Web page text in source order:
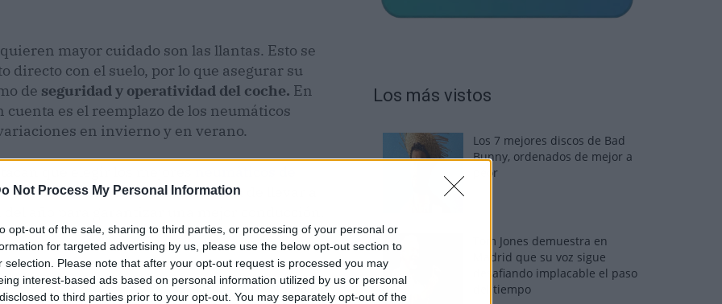
Not Process My Personal Information
opt-out of the sale, sharing to third parties, or processing of your personal or
for targeted advertising by us, please use the below opt-out section to
selection. Please note that after your opt-out request is processed you may
interest-based ads based on personal information utilized by us or personal
to third parties prior to your opt-out. You may separately opt-out of the
mayor cuidado son las llantas. Esto se
directo con el suelo, por lo que asegurar su
de seguridad y operatividad del coche. En
es el reemplazo de los neumáticos
en invierno y en verano.
vez que confirman la importancia de llevar a
año para garantizar una mejor conducción.
Los más vistos
Los 7 mejores discos de Bad
Bunny, ordenados de mejor a
peor
Tom Jones demuestra en
Madrid que su voz sigue
desafiando implacable el paso
del tiempo